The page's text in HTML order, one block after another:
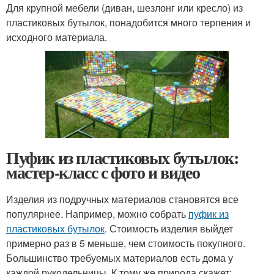
Для крупной мебели (диван, шезлонг или кресло) из
пластиковых бутылок, понадобится много терпения и
исходного материала.
Пуфик из пластиковых бутылок:
мастер-класс с фото и видео
Изделия из подручных материалов становятся все
популярнее. Например, можно собрать пуфик из
пластиковых бутылок. Стоимость изделия выйдет
примерно раз в 5 меньше, чем стоимость покупного.
Большинство требуемых материалов есть дома у